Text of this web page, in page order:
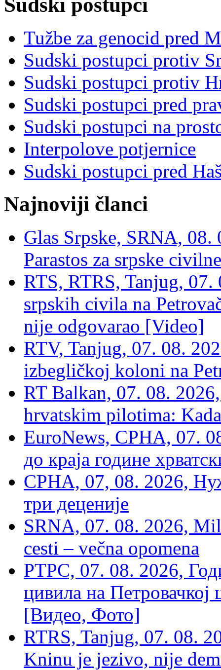
Sudski postupci
Tužbe za genocid pred
Sudski postupci protiv
Sudski postupci protiv
Sudski postupci pred
Sudski postupci na
Interpolove potjernice
Sudski postupci pred
Najnoviji članci
Glas Srpske, SRNA,
Parastos za srpske
RTS, RTRS, Tanjug,
srpskih civila na
nije odgovarao [Video]
RTV, Tanjug, 07. 08.
izbegličkoj koloni na
RT Balkan, 07. 08.
hrvatskim pilotima:
EuroNews, СРНА, 07.
до краја године
СРНА, 07, 08. 2026,
три деценије
SRNA, 07. 08. 2026,
cesti – večna opomena
РТРС, 07. 08. 2026,
цивила на Петровачкој
[Видео, Фото]
RTRS, Tanjug, 07. 08.
Kninu je jezivo, nije